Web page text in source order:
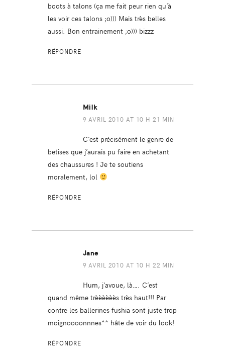
boots à talons (ça me fait peur rien qu’à
les voir ces talons ;o))) Mais très belles
aussi. Bon entrainement ;o))) bizzz
RÉPONDRE
Milk
9 AVRIL 2010 AT 10 H 21 MIN
C’est précisément le genre de
betises que j’aurais pu faire en achetant
des chaussures ! Je te soutiens
moralement, lol
RÉPONDRE
Jane
9 AVRIL 2010 AT 10 H 22 MIN
Hum, j’avoue, là…. C’est
quand même trèèèèèès très haut!!! Par
contre les ballerines fushia sont juste trop
moignoooonnnes^^ hâte de voir du look!
RÉPONDRE